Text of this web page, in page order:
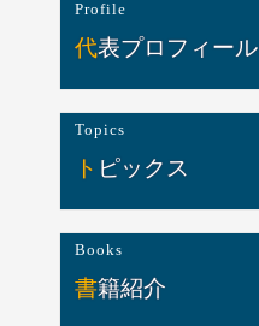
Profile
代表プロフィール
Topics
トピックス
Books
書籍紹介